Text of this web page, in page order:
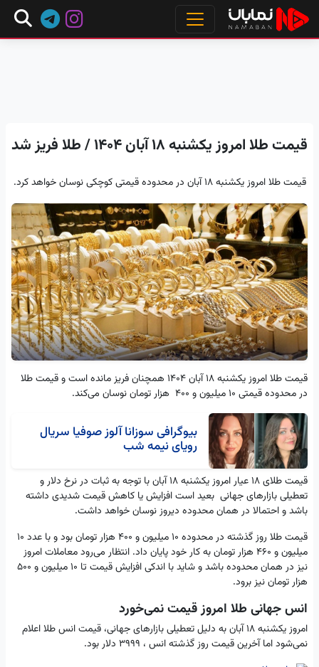
قیمت طلا امروز یکشنبه ۱۸ آبان ۱۴۰۴ / طلا فریز شد
قیمت طلا امروز یکشنبه ۱۸ آبان در محدوده قیمتی کوچکی نوسان خواهد کرد.
قیمت طلا امروز یکشنبه ۱۸ آبان ۱۴۰۴ همچنان فریز مانده است و قیمت طلا
در محدوده قیمتی ۱۰ میلیون و ۴۰۰ هزار تومان نوسان می‌کند.
بیوگرافی سوزانا آلوز صوفیا سریال
رویای نیمه شب
قیمت طلای ۱۸ عیار امروز یکشنبه ۱۸ آبان با توجه به ثبات در نرخ دلار و
تعطیلی بازارهای جهانی بعید است افزایش یا کاهش قیمت شدیدی داشته
باشد و احتمالا در همان محدوده دیروز نوسان خواهد داشت.
قیمت طلا روز گذشته در محدوده ۱۰ میلیون و ۴۰۰ هزار تومان بود و با عدد ۱۰
میلیون و ۴۶۰ هزار تومان به کار خود پایان داد‌. انتظار می‌رود معاملات امروز
نیز در همان محدوده باشد و شاید با اندکی افزایش قیمت تا ۱۰ میلیون و ۵۰۰
هزار تومان نیز برود.
انس جهانی طلا امروز قیمت نمی‌خورد
امروز یکشنبه ۱۸ آبان به دلیل تعطیلی بازارهای جهانی، قیمت انس طلا اعلام
نمی‌شود اما آخرین قیمت روز گذشته انس ، ۳۹۹۹ دلار بود.